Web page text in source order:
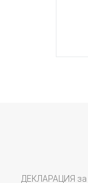
ДЕКЛАРАЦИЯ за